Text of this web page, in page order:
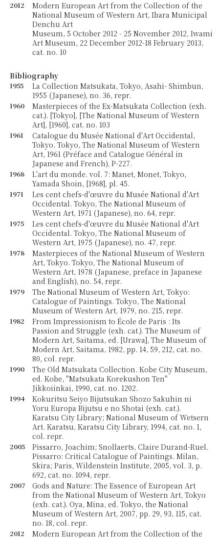
2012
Modern European Art from the Collection of the
National Museum of Western Art, Ibara Municipal
Denchu Art
Museum, 5 October 2012 - 25 November 2012, Iwami
Art Museum, 22 December 2012-18 February 2013,
cat. no. 10
Bibliography
1955
La Collection Matsukata, Tokyo, Asahi- Shimbun,
1955 (Japanese), no. 36, repr.
1960
Masterpieces of the Ex-Matsukata Collection (exh.
cat.). [Tokyo], [The National Museum of Western
Art], [1960], cat. no. 103
1961
Catalogue du Musée National d'Art Occidental,
Tokyo. Tokyo, The National Museum of Western
Art, 1961 (Préface and Catalogue Général in
Japanese and French), P-227.
1968
L'art du monde. vol. 7: Manet, Monet, Tokyo,
Yamada Shoin, [1968], pl. 45.
1971
Les cent chefs-d'œuvre du Musée National d'Art
Occidental. Tokyo, The National Museum of
Western Art, 1971 (Japanese), no. 64, repr.
1975
Les cent chefs-d'œuvre du Musée National d'Art
Occidental. Tokyo, The National Museum of
Western Art, 1975 (Japanese), no. 47, repr.
1978
Masterpieces of the National Museum of Western
Art, Tokyo. Tokyo, The National Museum of
Western Art, 1978 (Japanese, preface in Japanese
and English), no. 54, repr.
1979
The National Museum of Western Art, Tokyo:
Catalogue of Paintings. Tokyo, The National
Museum of Western Art, 1979, no. 215, repr.
1982
From Impressionism to École de Paris : Its
Passion and Struggle (exh. cat.). The Museum of
Modern Art, Saitama, ed. [Urawa], The Museum of
Modern Art, Saitama, 1982, pp. 14, 59, 212, cat. no.
80, col. repr.
1990
The Old Matsukata Collection. Kobe City Museum,
ed. Kobe, "Matsukata Korekushon Ten"
Jikkoiinkai, 1990, cat. no. 1202.
1994
Kokuritsu Seiyo Bijutsukan Shozo Sakuhin ni
Yoru Europa Bijutsu e no Shotai (exh. cat.).
Karatsu City Library; National Museum of Wetsern
Art. Karatsu, Karatsu City Library, 1994, cat. no. 1,
col. repr.
2005
Pissarro, Joachim; Snollaerts, Claire Durand-Ruel.
Pissarro: Critical Catalogue of Paintings. Milan,
Skira; Paris, Wildenstein Institute, 2005, vol. 3, p.
692, cat. no. 1094, repr.
2007
Gods and Nature: The Essence of European Art
from the National Museum of Western Art, Tokyo
(exh. cat.). Oya, Mina, ed. Tokyo, the National
Museum of Western Art, 2007, pp. 29, 93, 115, cat.
no. 18, col. repr.
2012 Modern European Art from the Collection of the